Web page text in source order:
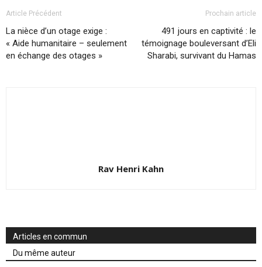
Article Précédent
La nièce d’un otage exige :
« Aide humanitaire – seulement
en échange des otages »
Prochain article
491 jours en captivité : le
témoignage bouleversant d’Eli
Sharabi, survivant du Hamas
Rav Henri Kahn
Articles en commun
Du même auteur